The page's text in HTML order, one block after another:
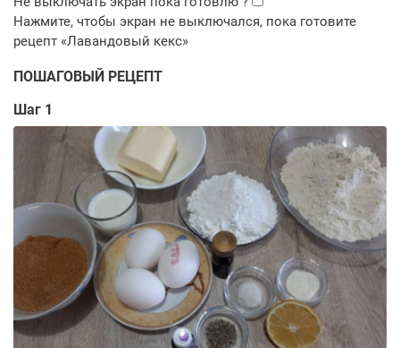
ПОШАГОВЫЙ РЕЦЕПТ
Шаг 1